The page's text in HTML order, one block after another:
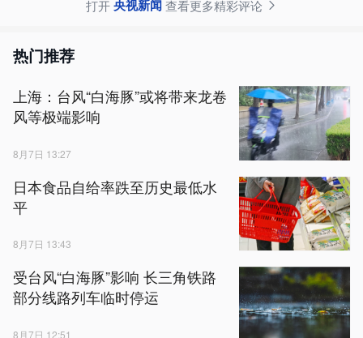
打开央视新闻 查看更多精彩评论
热门推荐
上海：台风“白海豚”或将带来龙卷
风等极端影响
8月7日 13:27
日本食品自给率跌至历史最低水
平
8月7日 13:43
受台风“白海豚”影响 长三角铁路
部分线路列车临时停运
8月7日 12:51